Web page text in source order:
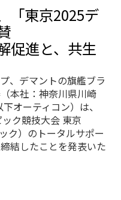
「東京2025デ
促進と、共生
、デマントの旗艦ブラ
本社：神奈川県川崎
オーティコン）は、
ク競技大会 東京
ク）のトータルサポー
結したことを発表いた